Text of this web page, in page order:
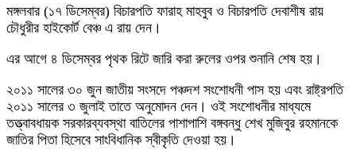
মঙ্গলবার (১৭ ডিসেম্বর) বিচারপতি ফারাহ মাহবুব ও বিচারপতি দেবাশীষ রায়
চৌধুরীর হাইকোর্ট বেঞ্চ এ রায় দেন।
এর আগে ৪ ডিসেম্বর পৃথক রিটে জারি করা রুলের ওপর শুনানি শেষ হয়।
২০১১ সালের ৩০ জুন জাতীয় সংসদে পঞ্চদশ সংশোধনী পাস হয় এবং রাষ্ট্রপতি
২০১১ সালের ৩ জুলাই তাতে অনুমোদন দেন। ওই সংশোধনীর মাধ্যমে
তত্ত্বাবধায়ক সরকারব্যবস্থা বাতিলের পাশাপাশি বঙ্গবন্ধু শেখ মুজিবুর রহমানকে
জাতির পিতা হিসেবে সাংবিধানিক স্বীকৃতি দেওয়া হয়।